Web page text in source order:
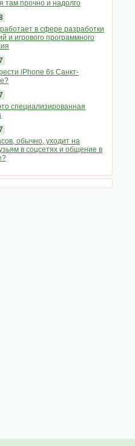
там прочно и надолго
в сфере разработки
и игрового программного
iPhone 6s Санкт-
специализированная
обычно, уходит на
в соцсетях и общение в